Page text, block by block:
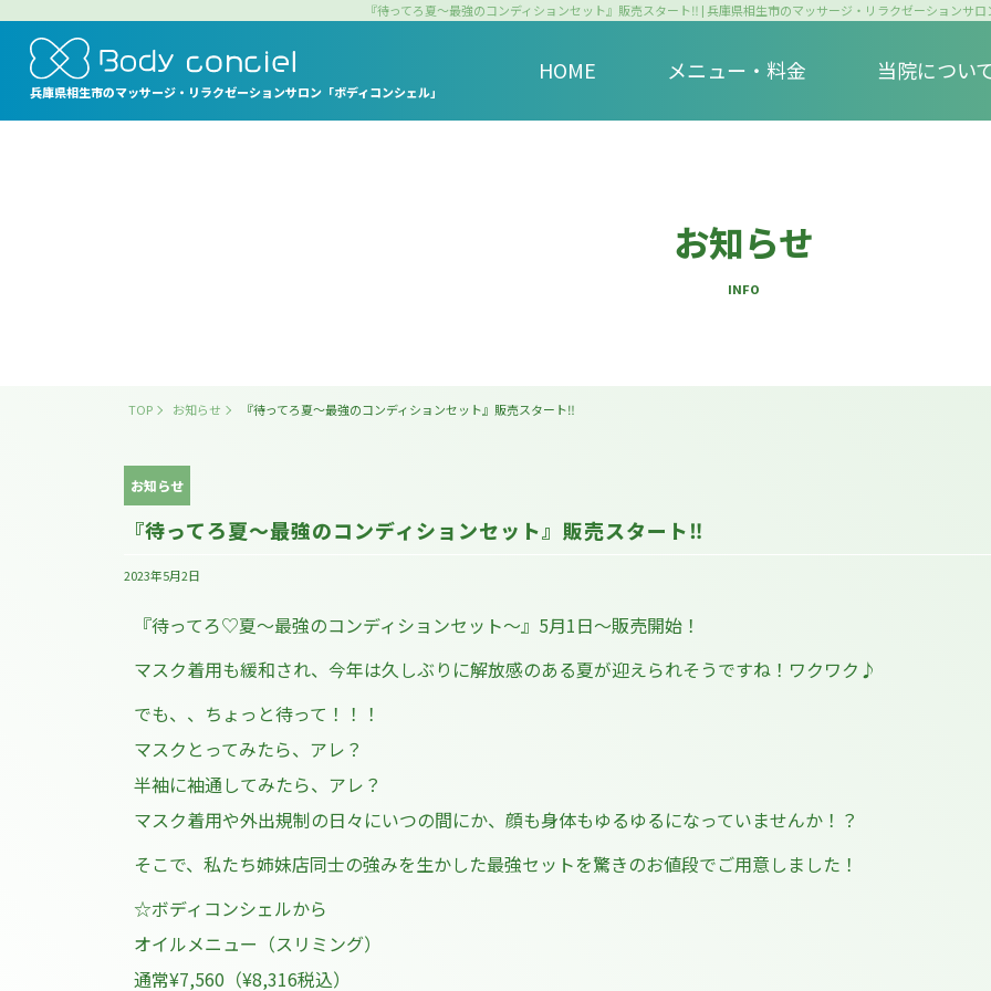
『待ってろ夏～最強のコンディションセット』販売スタート‼ | 兵庫県相生市のマッサージ・リラクゼーションサ
兵庫県相生市のマッサージ・リラクゼーションサロン「ボディコンシェル」
HOME メニュー・料金 当院につい
お知らせ
INFO
TOP お知らせ 『待ってろ夏～最強のコンディションセット』販売スタート‼
お知らせ
『待ってろ夏～最強のコンディションセット』販売スタート‼
2023年5月2日
『待ってろ♡夏〜最強のコンディションセット〜』5月1日〜販売開始！
マスク着用も緩和され、今年は久しぶりに解放感のある夏が迎えられそうですね！ワクワク♪
でも、、ちょっと待って！！！
マスクとってみたら、アレ？
半袖に袖通してみたら、アレ？
マスク着用や外出規制の日々にいつの間にか、顔も身体もゆるゆるになっていませんか！？
そこで、私たち姉妹店同士の強みを生かした最強セットを驚きのお値段でご用意しました！
☆ボディコンシェルから
オイルメニュー（スリミング）
通常¥7,560（¥8,316税込）